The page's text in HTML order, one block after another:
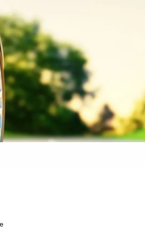
Waar vind ik de maat
Help mij met